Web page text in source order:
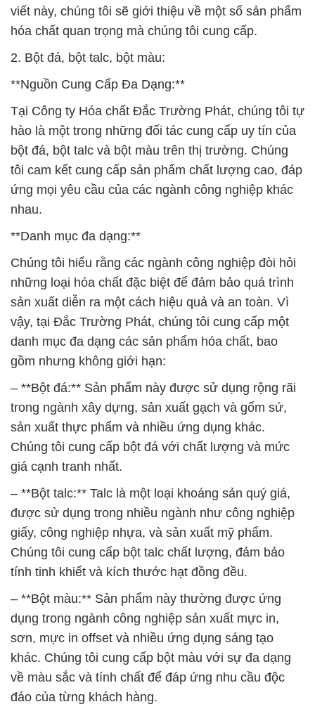
viết này, chúng tôi sẽ giới thiệu về một số sản phẩm
hóa chất quan trọng mà chúng tôi cung cấp.
2. Bột đá, bột talc, bột màu:
**Nguồn Cung Cấp Đa Dạng:**
Tại Công ty Hóa chất Đắc Trường Phát, chúng tôi tự
hào là một trong những đối tác cung cấp uy tín của
bột đá, bột talc và bột màu trên thị trường. Chúng
tôi cam kết cung cấp sản phẩm chất lượng cao, đáp
ứng mọi yêu cầu của các ngành công nghiệp khác
nhau.
**Danh mục đa dạng:**
Chúng tôi hiểu rằng các ngành công nghiệp đòi hỏi
những loại hóa chất đặc biệt để đảm bảo quá trình
sản xuất diễn ra một cách hiệu quả và an toàn. Vì
vậy, tại Đắc Trường Phát, chúng tôi cung cấp một
danh mục đa dạng các sản phẩm hóa chất, bao
gồm nhưng không giới hạn:
– **Bột đá:** Sản phẩm này được sử dụng rộng rãi
trong ngành xây dựng, sản xuất gạch và gốm sứ,
sản xuất thực phẩm và nhiều ứng dụng khác.
Chúng tôi cung cấp bột đá với chất lượng và mức
giá cạnh tranh nhất.
– **Bột talc:** Talc là một loại khoáng sản quý giá,
được sử dụng trong nhiều ngành như công nghiệp
giấy, công nghiệp nhựa, và sản xuất mỹ phẩm.
Chúng tôi cung cấp bột talc chất lượng, đảm bảo
tính tinh khiết và kích thước hạt đồng đều.
– **Bột màu:** Sản phẩm này thường được ứng
dụng trong ngành công nghiệp sản xuất mực in,
sơn, mực in offset và nhiều ứng dụng sáng tạo
khác. Chúng tôi cung cấp bột màu với sự đa dạng
về màu sắc và tính chất để đáp ứng nhu cầu độc
đáo của từng khách hàng.